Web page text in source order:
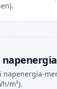
napenergia-
m²).